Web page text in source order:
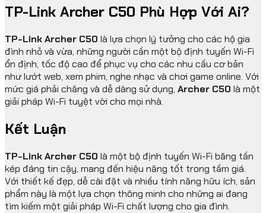
TP-Link Archer C50 Phù Hợp Với Ai?
TP-Link Archer C50 là lựa chọn lý tưởng cho các hộ gia
đình nhỏ và vừa, những người cần một bộ định tuyến Wi-Fi
ổn định, tốc độ cao để phục vụ cho các nhu cầu cơ bản
như lướt web, xem phim, nghe nhạc và chơi game online. Với
mức giá phải chăng và dễ dàng sử dụng, Archer C50 là một
giải pháp Wi-Fi tuyệt vời cho mọi nhà.
Kết Luận
TP-Link Archer C50 là một bộ định tuyến Wi-Fi băng tần
kép đáng tin cậy, mang đến hiệu năng tốt trong tầm giá.
Với thiết kế đẹp, dễ cài đặt và nhiều tính năng hữu ích, sản
phẩm này là một lựa chọn thông minh cho những ai đang
tìm kiếm một giải pháp Wi-Fi chất lượng cho gia đình.